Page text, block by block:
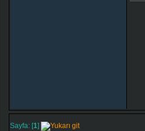
Sayfa: [1]